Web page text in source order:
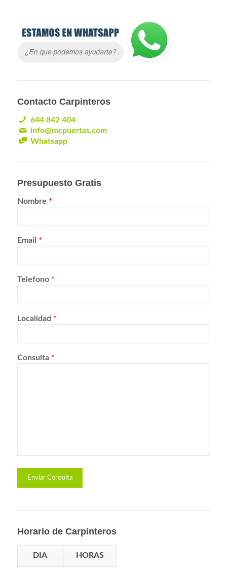
Contacto Carpinteros
644 842 404
info@mcpuertas.com
Whatsapp
Presupuesto Gratis
Nombre *
Email *
Telefono *
Localidad *
Consulta *
Horario de Carpinteros
DIA HORAS